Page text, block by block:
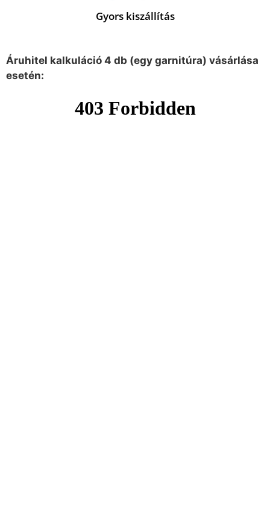
Gyors kiszállítás
Áruhitel kalkuláció 4 db (egy garnitúra) vásárlása
esetén: